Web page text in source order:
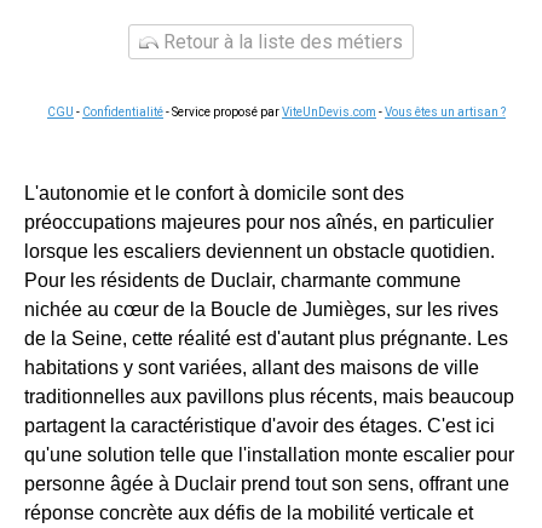
Retour à la liste des métiers
CGU - Confidentialité- Service proposé parViteUnDevis.com -Vous êtes un artisan ?
L'autonomie et le confort à domicile sont des
préoccupations majeures pour nos aînés, en particulier
lorsque les escaliers deviennent un obstacle quotidien.
Pour les résidents de Duclair, charmante commune
nichée au cœur de la Boucle de Jumièges, sur les rives
de la Seine, cette réalité est d'autant plus prégnante. Les
habitations y sont variées, allant des maisons de ville
traditionnelles aux pavillons plus récents, mais beaucoup
partagent la caractéristique d'avoir des étages. C'est ici
qu'une solution telle que l'installation monte escalier pour
personne âgée à Duclair prend tout son sens, offrant une
réponse concrète aux défis de la mobilité verticale et